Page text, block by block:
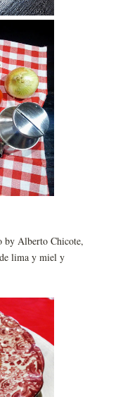
by Alberto Chicote,
de lima y miel y